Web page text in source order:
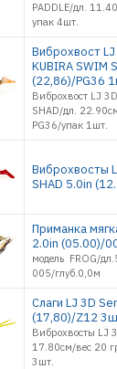
PADDLE/дл.
упак 4шт.
Виброхвост
KUBIRA SWIM
(22,86)/PG36
Виброхвост LJ
SHAD/дл.
PG36/упак 1шт.
Виброхвосты
SHAD 5.0in
Приманка
2.0in (05.00)/
модель FROG/
005/глуб.0,0м
Слаги LJ 3D
(17,80)/Z12
Виброхвосты LJ
17.80см/вес 20
3шт.